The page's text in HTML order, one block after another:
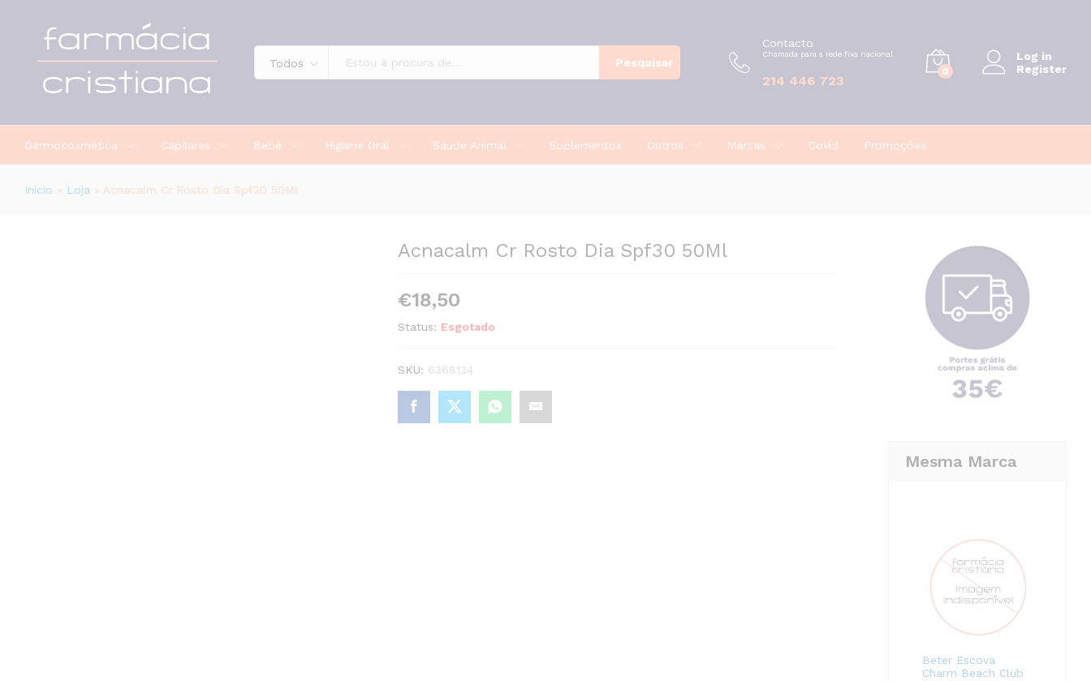
Todos Pesquisar
Contacto
Chamada para a rede fixa nacional
214 446 723
0
Log in
Register
Dermocosmética Capilares Bebé Higiene Oral Saude Animal Suplementos Outros Marcas Covid Promoções
Início » Loja » Acnacalm Cr Rosto Dia Spf30 50Ml
Acnacalm Cr Rosto Dia Spf30 50Ml
€18,50
Status: Esgotado
SKU: 6368134
Mesma Marca
Beter Escova
Charm Beach Club